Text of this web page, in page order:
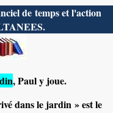
de temps et l'action
,Paul y joue.
dans le jardin » est le